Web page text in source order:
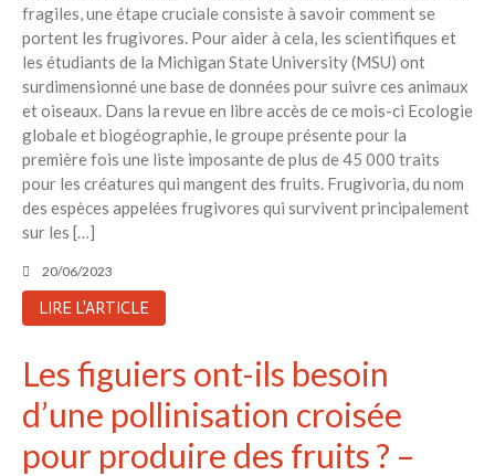
fragiles, une étape cruciale consiste à savoir comment se
portent les frugivores. Pour aider à cela, les scientifiques et
les étudiants de la Michigan State University (MSU) ont
surdimensionné une base de données pour suivre ces animaux
et oiseaux. Dans la revue en libre accès de ce mois-ci Ecologie
globale et biogéographie, le groupe présente pour la
première fois une liste imposante de plus de 45 000 traits
pour les créatures qui mangent des fruits. Frugivoria, du nom
des espèces appelées frugivores qui survivent principalement
sur les […]
20/06/2023
LIRE L'ARTICLE
Les figuiers ont-ils besoin
d’une pollinisation croisée
pour produire des fruits ? –